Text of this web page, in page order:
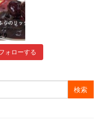
ォローする